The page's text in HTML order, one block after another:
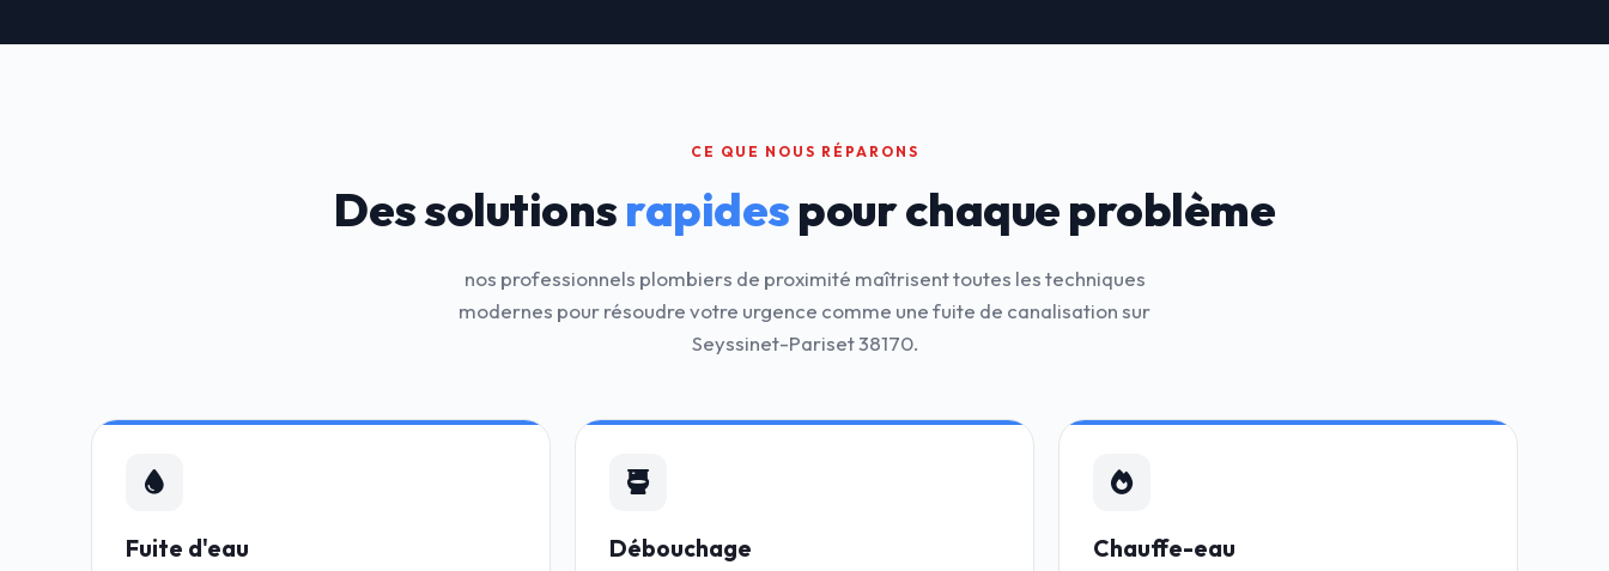
CE QUE NOUS RÉPARONS
Des solutionsrapidespour chaque problème
nos professionnels plombiers de proximité maîtrisent toutes les techniques
modernes pour résoudre votre urgence comme une fuite de canalisation sur
Seyssinet-Pariset 38170.
Fuite d'eau Débouchage Chauffe-eau